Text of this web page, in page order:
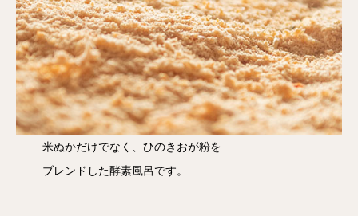
米ぬかだけでなく、ひのきおが粉を
ブレンドした酵素風呂です。